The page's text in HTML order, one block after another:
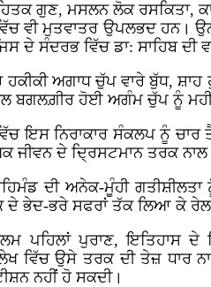
ਗੁਣ, ਮਸਲਨ ਲੋਕ
ਵਿੱਚ ਵੀ ਮੁਤਵਾਤਰ ਉਪਲਭਦ
ਦੇ ਸੰਦਰਭ ਵਿੱਚ ਡਾ: ਸਾਹਿਬ
ਹਕੀਕੀ ਅਗਾਧ ਚੁੱਪ ਵਾਰੇ ਬੁੱਧ,
ਬਗਲਗ਼ੀਰ ਹੋਈ ਅਗੰਮ ਚੁੱਪ ਨੂੰ
ਇਸ ਨਿਰਾਕਾਰ ਸੰਕਲਪ ਨੂੰ
ਜੀਵਨ ਦੇ ਦ੍ਰਿਸਟਮਾਨ ਤਰਕ
ਦੀ ਅਨੇਕ-ਮੂੰਹੀ
ਭੇਦ-ਭਰੇ ਸਫਰਾਂ ਤੱਕ ਲਿਆ ਕੇ
ਪਹਿਲਾਂ ਪੁਰਾਣ, ਇਤਿਹਾਸ
ਵਿੱਚ ਉਸੇ ਤਰਕ ਦੀ ਤੇਜ਼ ਧਾਰ
ਨਹੀਂ ਹੋ ਸਕਦੀ।